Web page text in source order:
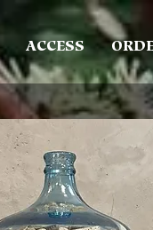
ACCESS